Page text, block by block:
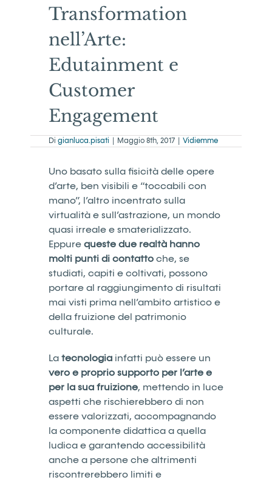
Transformation
nell’Arte:
Edutainment e
Customer
Engagement
Di gianluca.pisati Maggio 8th, 2017 Vidiemme
Uno basato sulla fisicità delle opere
d’arte, ben visibili e “toccabili con
mano”, l’altro incentrato sulla
virtualità e sull’astrazione, un mondo
quasi irreale e smaterializzato.
Eppure queste due realtà hanno
molti punti di contatto che, se
studiati, capiti e coltivati, possono
portare al raggiungimento di risultati
mai visti prima nell’ambito artistico e
della fruizione del patrimonio
culturale.
La tecnologia infatti può essere un
vero e proprio supporto per l’arte e
per la sua fruizione, mettendo in luce
aspetti che rischierebbero di non
essere valorizzati, accompagnando
la componente didattica a quella
ludica e garantendo accessibilità
anche a persone che altrimenti
riscontrerebbero limiti e